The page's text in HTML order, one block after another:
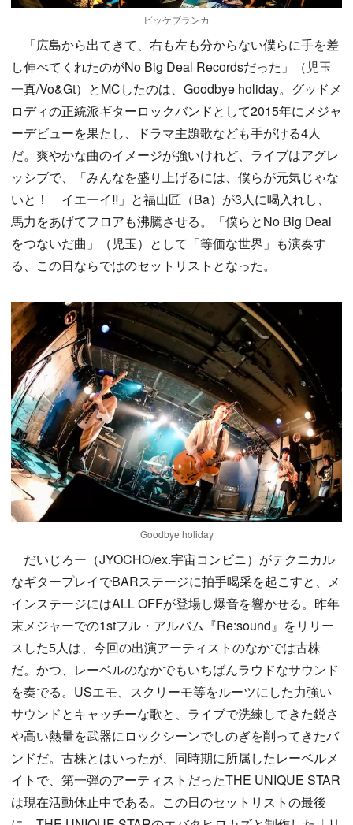
ビッケブランカ
「広島から出てきて、右も左も分からない僕らに手を差
し伸べてくれたのがNo Big Deal Recordsだった」（児玉
一真/Vo&Gt）とMCしたのは、Goodbye holiday。グッドメ
ロディの正統派ギターロックバンドとして2015年にメジャ
ーデビューを果たし、ドラマ主題歌なども手がける4人
だ。爽やかな曲のイメージが強いけれど、ライブはアグレ
ッシブで、「みんなを盛り上げるには、僕らが元気じゃな
いと！ イエーイ‼」と福山匠（Ba）が3人に喝入れし、
馬力をあげてフロアも沸騰させる。「僕らとNo Big Deal
をつないだ曲」（児玉）として「等価な世界」も演奏す
る、この日ならではのセットリストとなった。
Goodbye holiday
だいじろー（JYOCHO/ex.宇宙コンビニ）がテクニカル
なギタープレイでBARステージに拍手喝采を起こすと、メ
インステージにはALL OFFが登場し爆音を響かせる。昨年
末メジャーでの1stフル・アルバム『Re:sound』をリリー
スした5人は、今回の出演アーティストのなかでは古株
だ。かつ、レーベルのなかでもいちばんラウドなサウンド
を奏でる。USエモ、スクリーモ等をルーツにした力強い
サウンドとキャッチーな歌と、ライブで洗練してきた鋭さ
や高い熱量を武器にロックシーンでしのぎを削ってきたバ
ンドだ。古株とはいったが、同時期に所属したレーベルメ
イトで、第一弾のアーティストだったTHE UNIQUE STAR
は現在活動休止中である。この日のセットリストの最後